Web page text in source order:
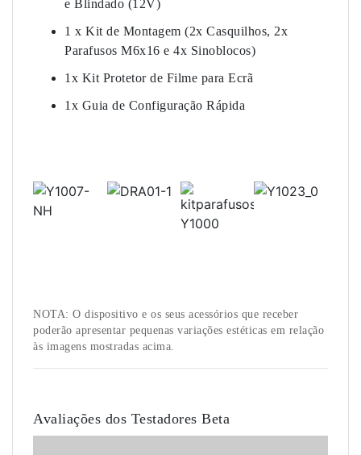
e Blindado (12V)
1 x Kit de Montagem (2x Casquilhos, 2x
Parafusos M6x16 e 4x Sinoblocos)
1x Kit Protetor de Filme para Ecrã
1x Guia de Configuração Rápida
NOTA: O dispositivo e os seus acessórios que receber
poderão apresentar pequenas variações estéticas em relação
às imagens mostradas acima.
Avaliações dos Testadores Beta